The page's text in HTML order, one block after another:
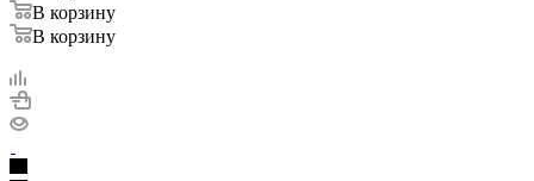
В корзину
В корзину